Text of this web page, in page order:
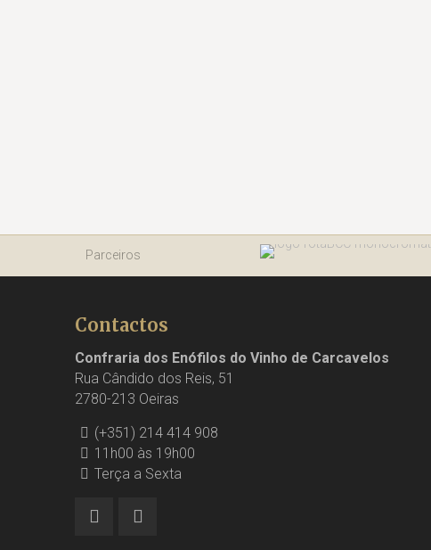
Parceiros
Contactos
Confraria dos Enófilos do Vinho de Carcavelos
Rua Cândido dos Reis, 51
2780-213 Oeiras
(+351) 214 414 908
11h00 às 19h00
Terça a Sexta